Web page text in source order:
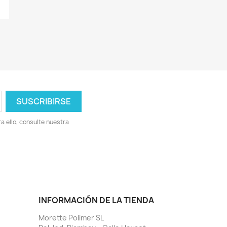
ello, consulte nuestra
INFORMACIÓN DE LA TIENDA
Morette Polimer SL